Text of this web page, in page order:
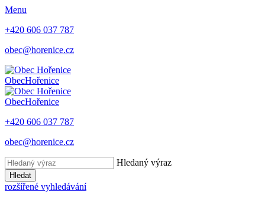
Menu
+420 606 037 787
obec@horenice.cz
ObecHořenice
ObecHořenice
+420 606 037 787
obec@horenice.cz
Hledaný výraz
Hledat
rozšířené vyhledávání